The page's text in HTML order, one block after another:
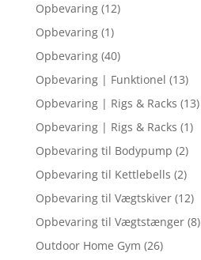
Opbevaring (12)
Opbevaring (1)
Opbevaring (40)
Opbevaring | Funktionel (13)
Opbevaring | Rigs & Racks (13)
Opbevaring | Rigs & Racks (1)
Opbevaring til Bodypump (2)
Opbevaring til Kettlebells (2)
Opbevaring til Vægtskiver (12)
Opbevaring til Vægtstænger (8)
Outdoor Home Gym (26)